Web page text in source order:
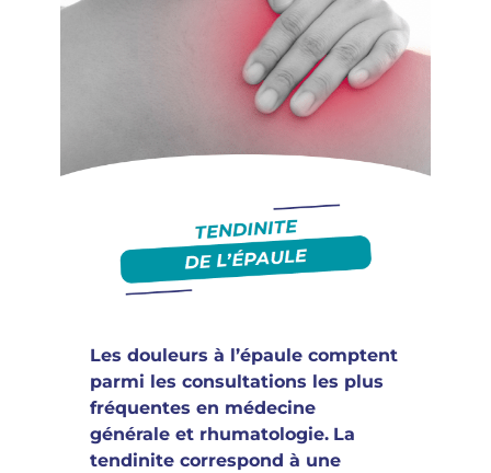
Les douleurs à l’épaule comptent
parmi les consultations les plus
fréquentes en médecine
générale et rhumatologie. La
tendinite correspond à une